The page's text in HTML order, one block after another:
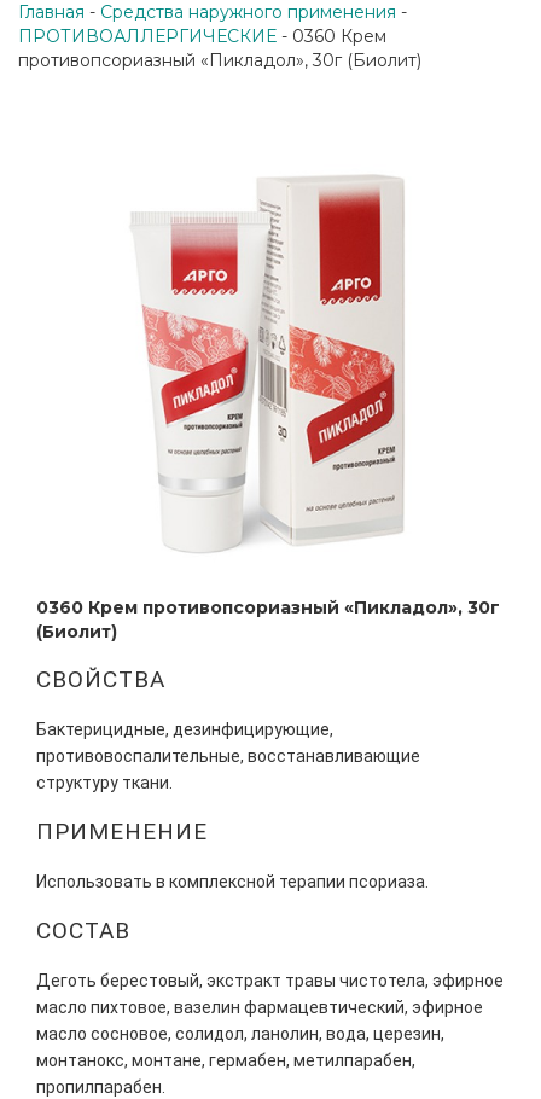
Главная - Средства наружного применения -
ПРОТИВОАЛЛЕРГИЧЕСКИЕ - 0360 Крем
противопсориазный «Пикладол», 30г (Биолит)
0360 Крем противопсориазный «Пикладол», 30г
(Биолит)
СВОЙСТВА
Бактерицидные, дезинфицирующие,
противовоспалительные, восстанавливающие
структуру ткани.
ПРИМЕНЕНИЕ
Использовать в комплексной терапии псориаза.
СОСТАВ
Деготь берестовый, экстракт травы чистотела, эфирное
масло пихтовое, вазелин фармацевтический, эфирное
масло сосновое, солидол, ланолин, вода, церезин,
монтанокс, монтане, гермабен, метилпарабен,
пропилпарабен.